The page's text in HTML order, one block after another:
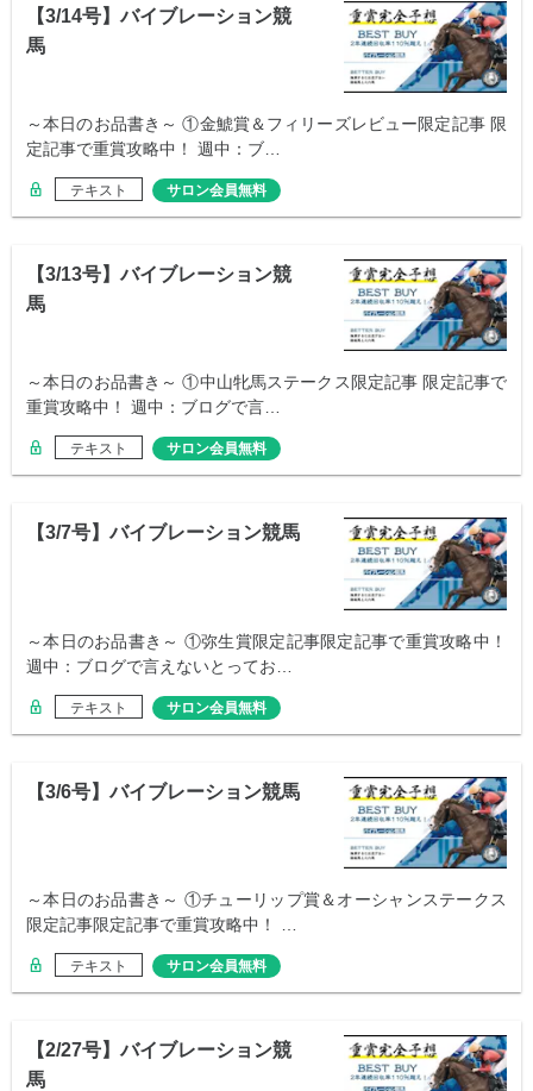
【3/14号】バイブレーション競
馬
～本日のお品書き～ ①金鯱賞＆フィリーズレビュー限定記事 限
定記事で重賞攻略中！ 週中：ブ…
テキスト サロン会員無料
【3/13号】バイブレーション競
馬
～本日のお品書き～ ①中山牝馬ステークス限定記事 限定記事で
重賞攻略中！ 週中：ブログで言…
テキスト サロン会員無料
【3/7号】バイブレーション競馬
～本日のお品書き～ ①弥生賞限定記事限定記事で重賞攻略中！
週中：ブログで言えないとってお…
テキスト サロン会員無料
【3/6号】バイブレーション競馬
～本日のお品書き～ ①チューリップ賞＆オーシャンステークス
限定記事限定記事で重賞攻略中！ …
テキスト サロン会員無料
【2/27号】バイブレーション競
馬